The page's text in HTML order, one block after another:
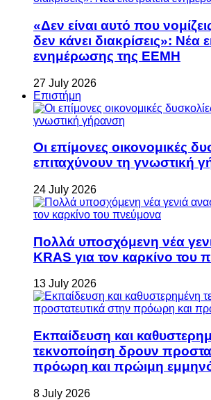
«Δεν είναι αυτό που
δεν κάνει διακρίσεις»: Νέα
ενημέρωσης της ΕΕΜΗ
27 July 2026
Επιστήμη
Οι επίμονες οικονομικές
επιταχύνουν τη γνωστική
24 July 2026
Πολλά υποσχόμενη νέα
KRAS για τον καρκίνο του
13 July 2026
Εκπαίδευση και
τεκνοποίηση δρουν
πρόωρη και πρώιμη
8 July 2026